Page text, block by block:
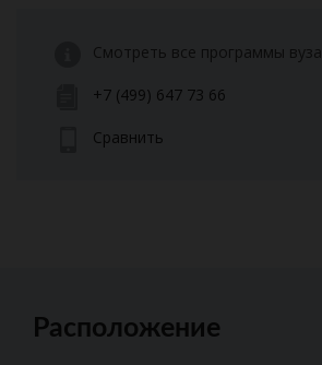
Смотреть все программы вуза
+7 (499) 647 73 66
Сравнить
Расположение